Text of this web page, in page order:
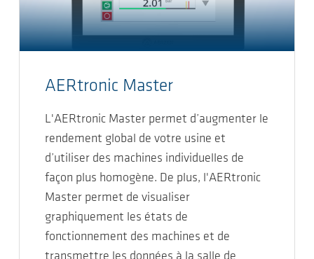
AERtronic Master
L'AERtronic Master permet d’augmenter le
rendement global de votre usine et
d’utiliser des machines individuelles de
façon plus homogène. De plus, l'AERtronic
Master permet de visualiser
graphiquement les états de
fonctionnement des machines et de